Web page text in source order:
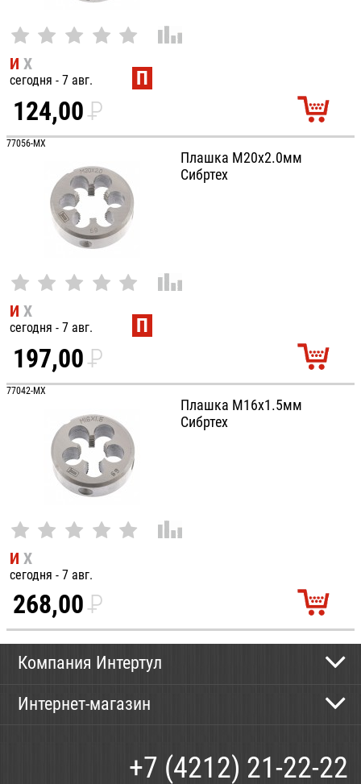
И Х
сегодня - 7 авг. П
124,00P
УБ.
77056-MX
Плашка М20х2.0мм
Сибртех
И Х
сегодня - 7 авг. П
197,00P
УБ.
77042-MX
Плашка М16х1.5мм
Сибртех
И Х
сегодня - 7 авг.
268,00P
УБ.
Компания Интертул
Новости
Интернет-магазин
+7 (4212) 21-22-22